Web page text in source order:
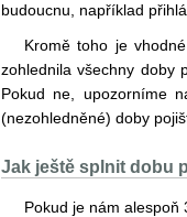
budoucnu, například
Kromě toho je
zohlednila všechny doby
Pokud ne, upozorníme
(nezohledněné) doby
Jak ještě splnit dobu
Pokud je nám alespoň